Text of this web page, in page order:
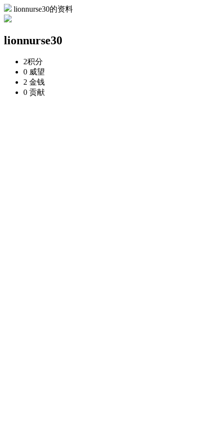
lionnurse30的资料
lionnurse30
2积分
0 威望
2 金钱
0 贡献